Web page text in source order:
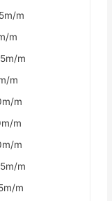
m
m
m
m
m
m
m
m
m